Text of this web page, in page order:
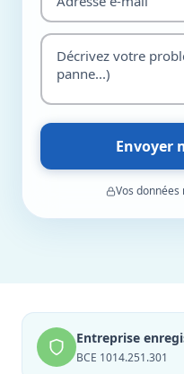
Envoyer
Vos
Entreprise
BCE 1014.251.301